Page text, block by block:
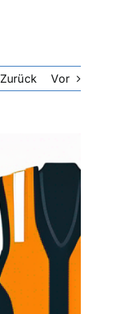
Zurück Vor